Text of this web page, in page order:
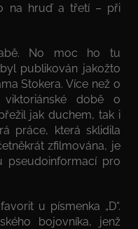
na hruď a třetí – při
No moc ho tu
publikován jakožto
Stokera. Více než o
době o
jak duchem, tak i
práce, která sklidila
zfilmována, je
pro
u písmenka „D“.
bojovníka, jenž